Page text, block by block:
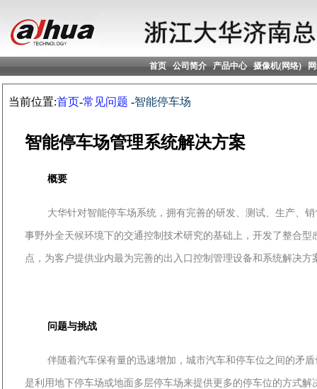
首页 公司简介 产品中心 摄像机(网络)
当前位置:首页-常见问题 -智能停车场
智能停车场管理系统解决方案
概要
大华针对智能停车场系统，拥有完善的研发、测试、生产、
事野外全天候环境下的交通控制技术研究的基础上，开发了整合
点，为客户提供业内最为完善的出入口控制管理设备和系统解决方
问题与挑战
伴随着汽车保有量的迅速增加，城市汽车和停车位之间的矛
是利用地下停车场或地面多层停车场来提供更多的停车位的方式